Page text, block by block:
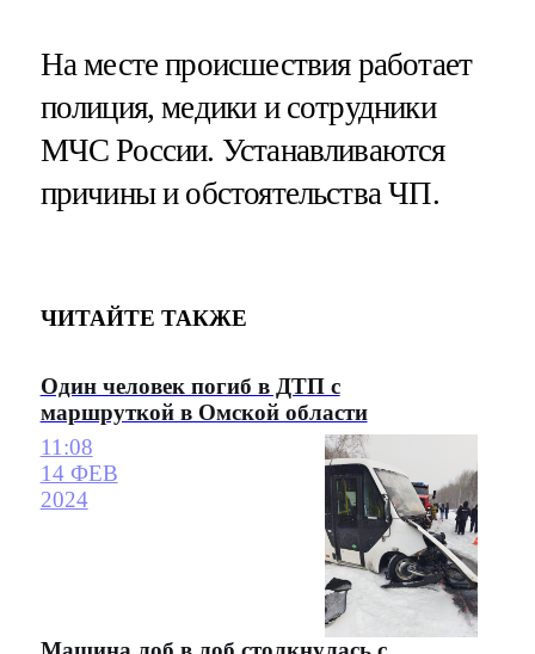
На месте происшествия работает
полиция, медики и сотрудники
МЧС России. Устанавливаются
причины и обстоятельства ЧП.
ЧИТАЙТЕ ТАКЖЕ
Один человек погиб в ДТП с
маршруткой в Омской области
11:08
14 ФЕВ
2024